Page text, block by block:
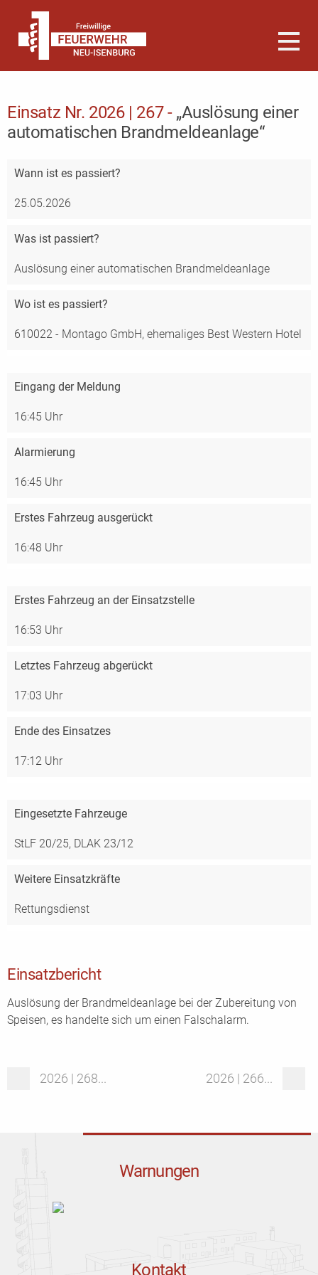
Einsatz Nr. 2026 | 267 - „Auslösung einer
automatischen Brandmeldeanlage“
Wann ist es passiert?
25.05.2026
Was ist passiert?
Auslösung einer automatischen Brandmeldeanlage
Wo ist es passiert?
610022 - Montago GmbH, ehemaliges Best Western Hotel
Eingang der Meldung
16:45 Uhr
Alarmierung
16:45 Uhr
Erstes Fahrzeug ausgerückt
16:48 Uhr
Erstes Fahrzeug an der Einsatzstelle
16:53 Uhr
Letztes Fahrzeug abgerückt
17:03 Uhr
Ende des Einsatzes
17:12 Uhr
Eingesetzte Fahrzeuge
StLF 20/25, DLAK 23/12
Weitere Einsatzkräfte
Rettungsdienst
Einsatzbericht
Auslösung der Brandmeldeanlage bei der Zubereitung von
Speisen, es handelte sich um einen Falschalarm.
2026 | 268... 2026 | 266...
Warnungen
Kontakt